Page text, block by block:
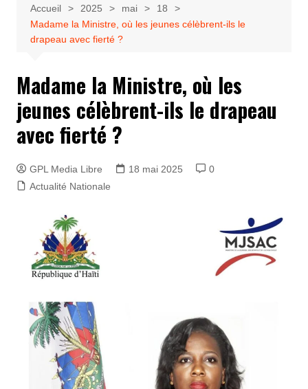
Accueil 2025 mai
18
Madame la Ministre, où les jeunes célèbrent-ils le
drapeau avec fierté ?
Madame la Ministre, où les
jeunes célèbrent-ils le drapeau
avec fierté ?
GPL Media Libre 18 mai 2025
0
Actualité Nationale